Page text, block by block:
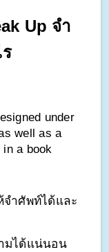
Up จำ
ำศัพท์ได้และ
มได้แน่นอน